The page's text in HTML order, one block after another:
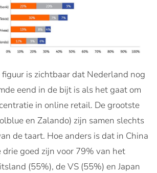
is zichtbaar dat Nederland nog
eend in de bijt is als het gaat om
in online retail. De grootste
en Zalando) zijn samen slechts
de taart. Hoe anders is dat in China
goed zijn voor 79% van het
(55%), de VS (55%) en Japan